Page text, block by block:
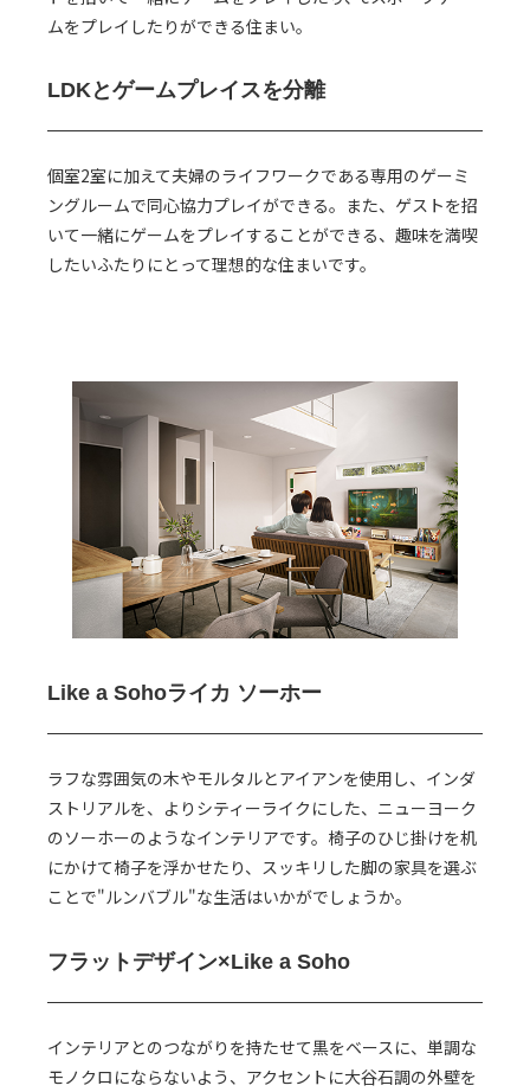
ムをプレイしたりができる住まい。
LDKとゲームプレイスを分離
個室2室に加えて夫婦のライフワークである専用のゲーミ
ングルームで同心協力プレイができる。また、ゲストを招
いて一緒にゲームをプレイすることができる、趣味を満喫
したいふたりにとって理想的な住まいです。
Like a Sohoライカ ソーホー
ラフな雰囲気の木やモルタルとアイアンを使用し、インダ
ストリアルを、よりシティーライクにした、ニューヨーク
のソーホーのようなインテリアです。椅子のひじ掛けを机
にかけて椅子を浮かせたり、スッキリした脚の家具を選ぶ
ことで"ルンバブル"な生活はいかがでしょうか。
フラットデザイン×Like a Soho
インテリアとのつながりを持たせて黒をベースに、単調な
モノクロにならないよう、アクセントに大谷石調の外壁を